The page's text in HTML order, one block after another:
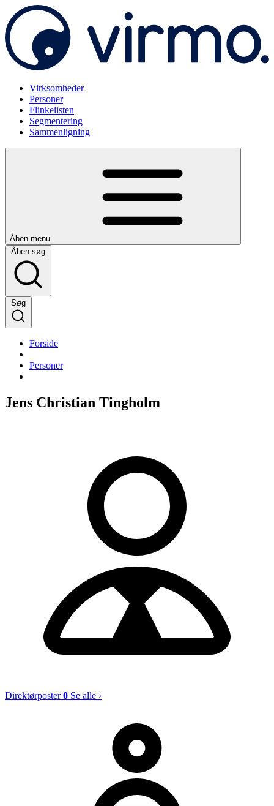
Virksomheder
Personer
Flinkelisten
Segmentering
Sammenligning
Åben menu
Åben søg
Søg
Forside
Personer
Jens Christian Tingholm
Direktørposter0 Se alle ›